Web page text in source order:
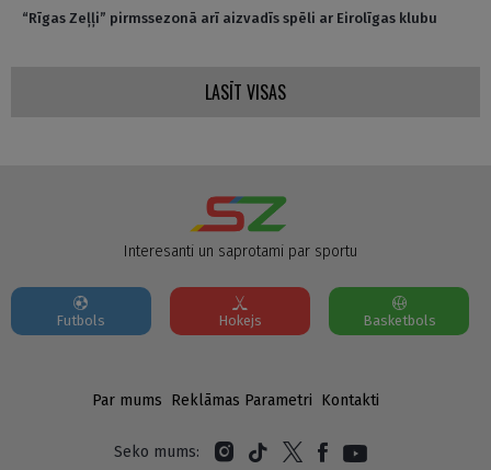
“Rīgas Zeļļi” pirmssezonā arī aizvadīs spēli ar Eirolīgas klubu
LASĪT VISAS
Interesanti un saprotami par sportu
Futbols Hokejs Basketbols
Par mums Reklāmas Parametri Kontakti
Seko mums: